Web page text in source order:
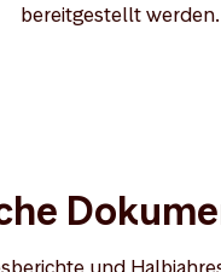
bereitgestellt werden.